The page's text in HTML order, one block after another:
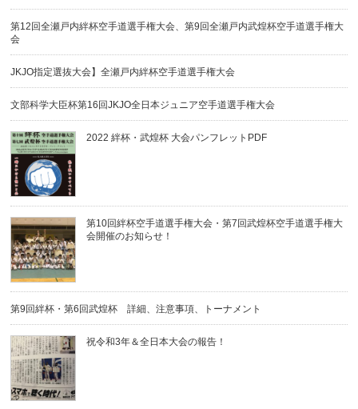
第12回全瀬戸内絆杯空手道選手権大会、第9回全瀬戸内武煌杯空手道選手権大
会
JKJO指定選抜大会】全瀬戸内絆杯空手道選手権大会
文部科学大臣杯第16回JKJO全日本ジュニア空手道選手権大会
2022 絆杯・武煌杯 大会パンフレットPDF
第10回絆杯空手道選手権大会・第7回武煌杯空手道選手権大
会開催のお知らせ！
第9回絆杯・第6回武煌杯 詳細、注意事項、トーナメント
祝令和3年＆全日本大会の報告！